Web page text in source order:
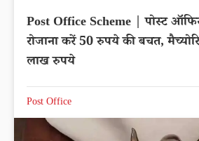
Post Office Scheme | पोस्ट
रोजाना करें 50 रुपये की बचत,
लाख रुपये
Post Office